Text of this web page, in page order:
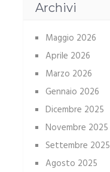
Archivi
Maggio 2026
Aprile 2026
Marzo 2026
Gennaio 2026
Dicembre 2025
Novembre 2025
Settembre 2025
Agosto 2025